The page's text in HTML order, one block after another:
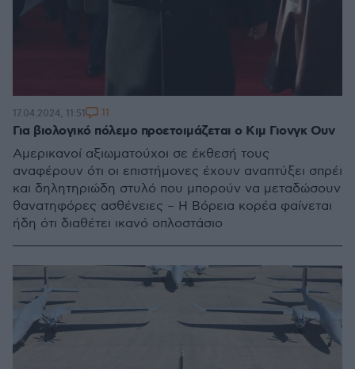
Για βιολογικό πόλεμο προετοιμάζεται ο Κιμ Γιονγκ Ουν
Αμερικανοί αξιωματούχοι σε έκθεσή τους
αναφέρουν ότι οι επιστήμονες έχουν αναπτύξει σπρέι
και δηλητηριώδη στυλό που μπορούν να μεταδώσουν
θανατηφόρες ασθένειες – Η Βόρεια κορέα φαίνεται
ήδη ότι διαθέτει ικανό οπλοστάσιο
17.04.2024, 11:51 11